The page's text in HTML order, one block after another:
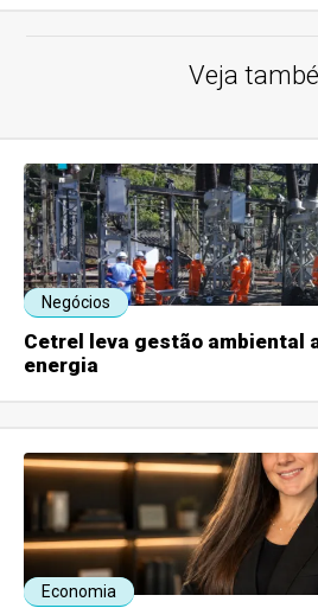
Veja
Negócios
Cetrel leva gestão ambiental
energia
Economia